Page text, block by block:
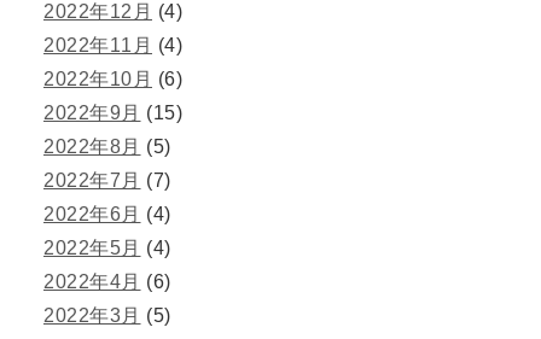
2022年12月 (4)
2022年11月 (4)
2022年10月 (6)
2022年9月 (15)
2022年8月 (5)
2022年7月 (7)
2022年6月 (4)
2022年5月 (4)
2022年4月 (6)
2022年3月 (5)